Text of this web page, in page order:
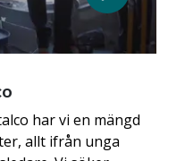
har vi en mängd
allt ifrån unga